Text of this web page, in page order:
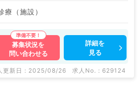
療（施設）
募集状況を
問い合わせる
詳細を
見る
更新日 : 2025/08/26 求人No. : 629124